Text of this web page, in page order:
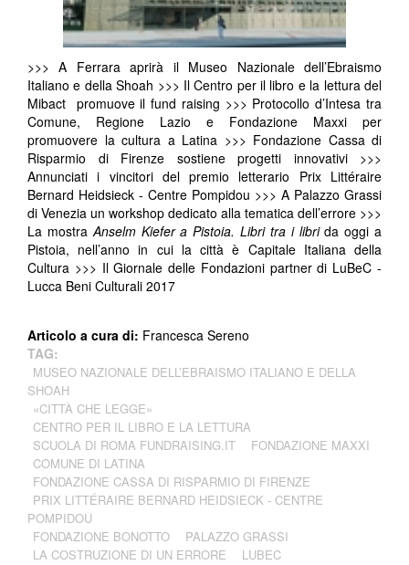
>>> A Ferrara aprirà il Museo Nazionale dell’Ebraismo
Italiano e della Shoah >>> Il Centro per il libro e la lettura del
Mibact promuove il fund raising >>> Protocollo d’Intesa tra
Comune, Regione Lazio e Fondazione Maxxi per
promuovere la cultura a Latina >>> Fondazione Cassa di
Risparmio di Firenze sostiene progetti innovativi >>>
Annunciati i vincitori del premio letterario Prix Littéraire
Bernard Heidsieck - Centre Pompidou >>> A Palazzo Grassi
di Venezia un workshop dedicato alla tematica dell’errore >>>
La mostraAnselm Kiefer a Pistoia. Libri tra i librida oggi a
Pistoia, nell’anno in cui la città è Capitale Italiana della
Cultura >>> Il Giornale delle Fondazioni partner di LuBeC -
Lucca Beni Culturali 2017
Articolo a cura di: Francesca Sereno
TAG:
MUSEO NAZIONALE DELL’EBRAISMO ITALIANO E DELLA
SHOAH
«CITTÀ CHE LEGGE»
CENTRO PER IL LIBRO E LA LETTURA
SCUOLA DI ROMA FUNDRAISING.IT
FONDAZIONE MAXXI
COMUNE DI LATINA
FONDAZIONE CASSA DI RISPARMIO DI FIRENZE
PRIX LITTÉRAIRE BERNARD HEIDSIECK - CENTRE
POMPIDOU
FONDAZIONE BONOTTO
PALAZZO GRASSI
LA COSTRUZIONE DI UN ERRORE
LUBEC